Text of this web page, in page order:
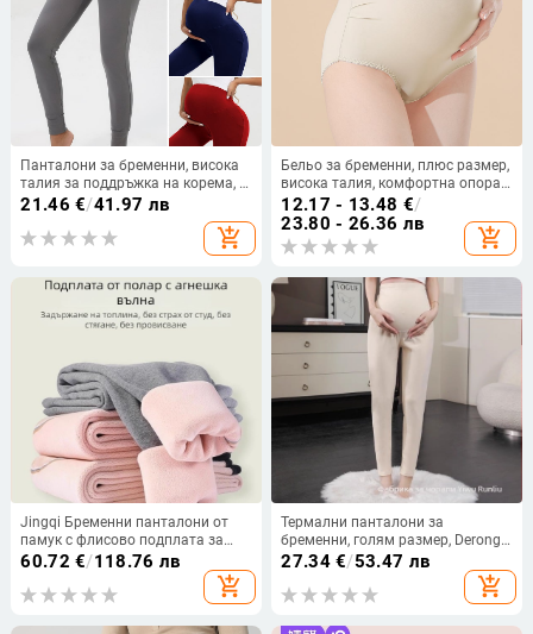
Панталони за бременни, висока
талия за поддръжка на корема, с
джобове, Milk Silk полиестер-
еластан, средна плътност, тясна
кройка
21.46 €/41.97 лв
add_shopping_cart
Бельо за бременни, плюс размер,
висока талия, комфортна опора
на корема, без видими линии
12.17 - 13.48 €/
23.80 - 26.36 лв
add_shopping_cart
Jingqi Бременни панталони от
памук с флисово подплата за
есен-зима, висок талия, топли
60.72 €/118.76 лв
add_shopping_cart
Термални панталони за
бременни, голям размер, Derong
велур, флисово топло,
двустранен велур, висока талия,
опора за корема
27.34€/53.47 лв
add_shopping_cart